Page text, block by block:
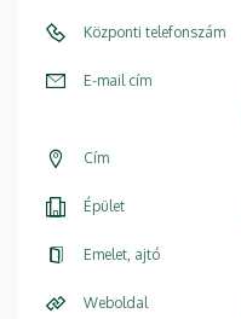
Központi telefonszám
E-mail cím
Cím
Épület
Emelet, ajtó
Weboldal